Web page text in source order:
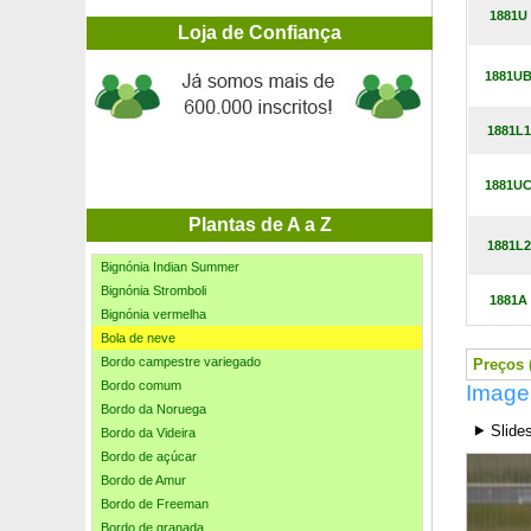
Loja de Confiança
Plantas de A a Z
Bergénia de folhas cordiformes, Chá-da-Siberia
Bergénia de folhas cordiformes 'Snowtime'
Bétula americana
Bétula anã
Bignónia amarela
Bignónia Indian Summer
Bignónia Stromboli
Bignónia vermelha
Bola de neve
Bordo campestre variegado
Bordo comum
Bordo da Noruega
Bordo da Videira
Bordo de açúcar
Bordo de Amur
Bordo de Freeman
Bordo de granada
1881U
1881UB
1881L1
1881UC
1881L2
1881A
Preços
⯈